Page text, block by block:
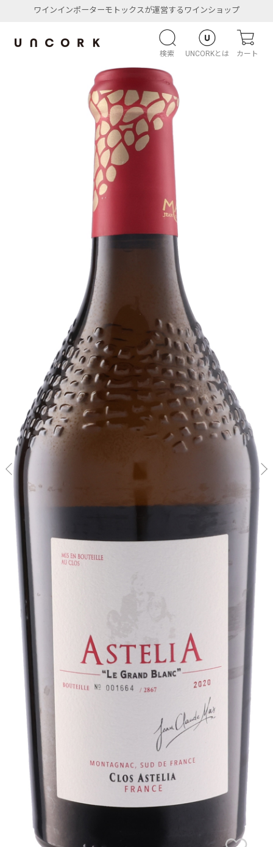
ワインインポーターモトックスが運営するワインショップ
検索 UNCORKとは カート